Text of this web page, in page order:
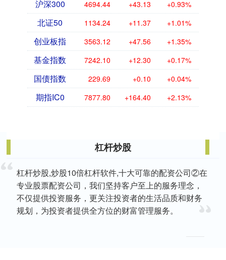
沪深300 4694.44 +43.13 +0.93%
北证50 1134.24 +11.37 +1.01%
创业板指 3563.12 +47.56 +1.35%
基金指数 7242.10 +12.30 +0.17%
国债指数 229.69 +0.10 +0.04%
期指IC0 7877.80 +164.40 +2.13%
杠杆炒股
杠杆炒股,炒股10倍杠杆软件,十大可靠的配资公司②在
专业股票配资公司，我们坚持客户至上的服务理念，
不仅提供投资服务，更关注投资者的生活品质和财务
规划，为投资者提供全方位的财富管理服务。